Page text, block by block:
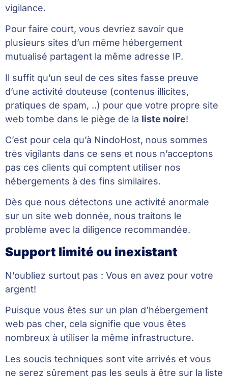
vigilance.
Pour faire court, vous devriez savoir que
plusieurs sites d’un même hébergement
mutualisé partagent la même adresse IP.
Il suffit qu’un seul de ces sites fasse preuve
d’une activité douteuse (contenus illicites,
pratiques de spam, ..) pour que votre propre site
web tombe dans le piège de la liste noire!
C’est pour cela qu’à NindoHost, nous sommes
très vigilants dans ce sens et nous n’acceptons
pas ces clients qui comptent utiliser nos
hébergements à des fins similaires.
Dès que nous détectons une activité anormale
sur un site web donnée, nous traitons le
problème avec la diligence recommandée.
Support limité ou inexistant
N’oubliez surtout pas : Vous en avez pour votre
argent!
Puisque vous êtes sur un plan d’hébergement
web pas cher, cela signifie que vous êtes
nombreux à utiliser la même infrastructure.
Les soucis techniques sont vite arrivés et vous
ne serez sûrement pas les seuls à être sur la liste